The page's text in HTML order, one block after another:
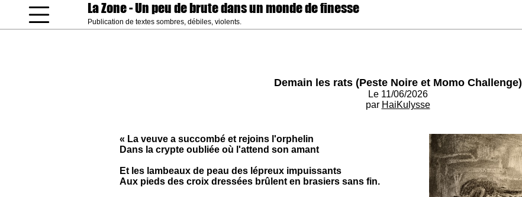
La Zone- Un peu de brute dans un monde de finesse
Publication de textes sombres, débiles, violents.
Demain les rats (Peste Noire et Momo Challenge)
Le 11/06/2026
par HaiKulysse
« La veuve a succombé et rejoins l'orphelin
Dans la crypte oubliée où l'attend son amant
Et les lambeaux de peau des lépreux impuissants
Aux pieds des croix dressées brûlent en brasiers sans fin.